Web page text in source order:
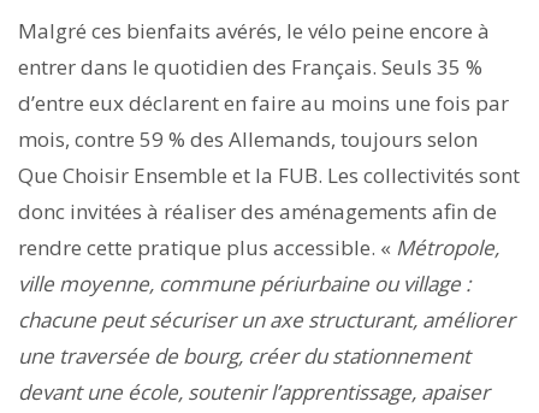
Malgré ces bienfaits avérés, le vélo peine encore à
entrer dans le quotidien des Français. Seuls 35 %
d’entre eux déclarent en faire au moins une fois par
mois, contre 59 % des Allemands, toujours selon
Que Choisir Ensemble et la FUB. Les collectivités sont
donc invitées à réaliser des aménagements afin de
rendre cette pratique plus accessible. « Métropole,
ville moyenne, commune périurbaine ou village :
chacune peut sécuriser un axe structurant, améliorer
une traversée de bourg, créer du stationnement
devant une école, soutenir l’apprentissage, apaiser